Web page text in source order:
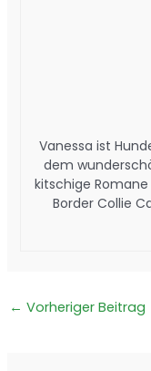
Vanessa ist
dem
kitschige
Border Collie
← Vorheriger Beitrag